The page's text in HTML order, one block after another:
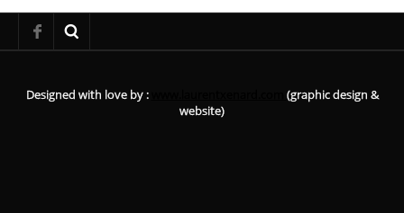
Designed with love by :
(graphic design &
website)